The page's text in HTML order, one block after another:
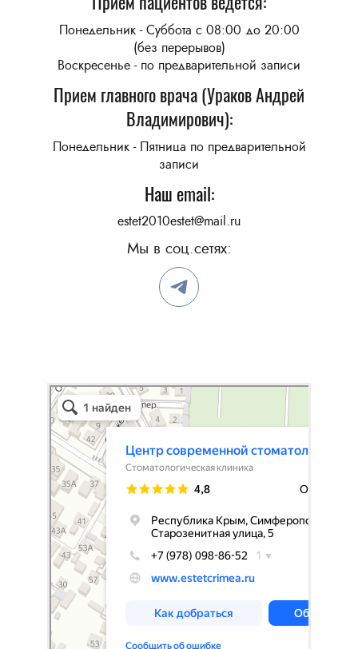
Понедельник - Суббота с 08:00 до 20:00
(без перерывов)
Воскресенье - по предварительной записи
Прием главного врача (Ураков Андрей
Владимирович):
Понедельник - Пятница по предварительной
записи
Наш email:
estet2010estet@mail.ru
Мы в соц.сетях:
Центр современной стоматологии Эстет
Стоматологическая клиника в Симферополе